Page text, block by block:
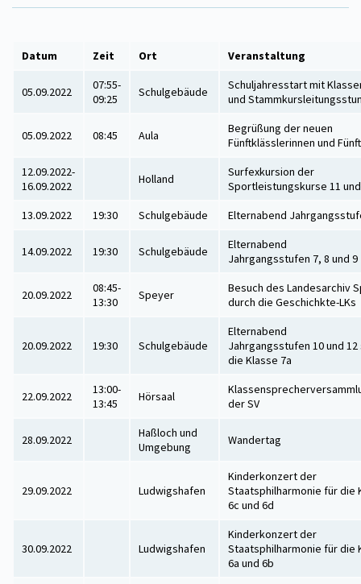
Datum Zeit Ort
05.09.2022
07:55-
09:25
Schulgebäude
Schuljahresstart mit
und
05.09.2022 08:45 Aula
Begrüßung der neuen
Fünftklässlerinnen und
12.09.2022-
16.09.2022
Holland
Surfexkursion der
Sportleistungskurse 11
13.09.2022
19:30 Schulgebäude Elternabend
14.09.2022 19:30 Schulgebäude
Elternabend
Jahrgangsstufen 7, 8 und 9
20.09.2022
08:45-
13:30
Speyer
Besuch des Landesarchiv
durch die Geschichkte-LKs
20.09.2022 19:30 Schulgebäude
Elternabend
Jahrgangsstufen 10 und
die Klasse 7a
22.09.2022
13:00-
13:45
Hörsaal
der SV
28.09.2022
Haßloch und
Umgebung
Wandertag
29.09.2022 Ludwigshafen
Kinderkonzert der
Staatsphilharmonie für die
6c und 6d
30.09.2022 Ludwigshafen
Kinderkonzert der
Staatsphilharmonie für die
6a und 6b